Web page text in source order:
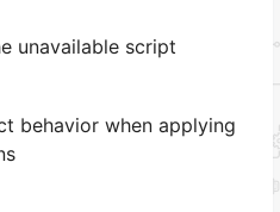
unavailable script
behavior when applying